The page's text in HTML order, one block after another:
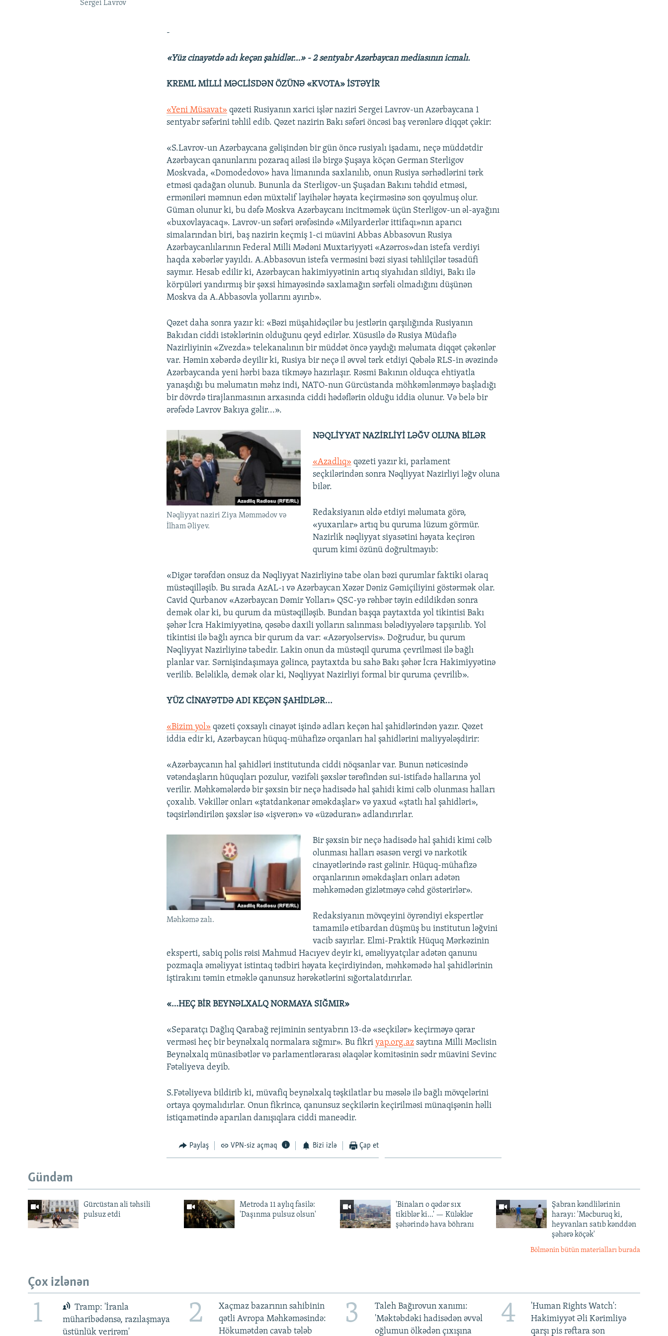
Sergei Lavrov
-
«Yüz cinayətdə adı keçən şahidlər…» - 2 sentyabr Azərbaycan mediasının icmalı.
KREML MİLLİ MƏCLİSDƏN ÖZÜNƏ «KVOTA» İSTƏYİR
«Yeni Müsavat» qəzeti Rusiyanın xarici işlər naziri Sergei Lavrov-un Azərbaycana 1
sentyabr səfərini təhlil edib. Qəzet nazirin Bakı səfəri öncəsi baş verənlərə diqqət çəkir:
«S.Lavrov-un Azərbaycana gəlişindən bir gün öncə rusiyalı işadamı, neçə müddətdir
Azərbaycan qanunlarını pozaraq ailəsi ilə birgə Şuşaya köçən German Sterligov
Moskvada, «Domodedovo» hava limanında saxlanılıb, onun Rusiya sərhədlərini tərk
etməsi qadağan olunub. Bununla da Sterligov-un Şuşadan Bakını təhdid etməsi,
erməniləri məmnun edən müxtəlif layihələr həyata keçirməsinə son qoyulmuş olur.
Güman olunur ki, bu dəfə Moskva Azərbaycanı incitməmək üçün Sterligov-un əl-ayağını
«buxovlayacaq». Lavrov-un səfəri ərəfəsində «Milyarderlər ittifaqı»nın aparıcı
simalarından biri, baş nazirin keçmiş 1-ci müavini Abbas Abbasovun Rusiya
Azərbaycanlılarının Federal Milli Mədəni Muxtariyyəti «Azərros»dan istefa verdiyi
haqda xəbərlər yayıldı. A.Abbasovun istefa verməsini bəzi siyasi təhlilçilər təsadüfi
saymır. Hesab edilir ki, Azərbaycan hakimiyyətinin artıq siyahıdan sildiyi, Bakı ilə
körpüləri yandırmış bir şəxsi himayəsində saxlamağın sərfəli olmadığını düşünən
Moskva da A.Abbasovla yollarını ayırıb».
Qəzet daha sonra yazır ki: «Bəzi müşahidəçilər bu jestlərin qarşılığında Rusiyanın
Bakıdan ciddi istəklərinin olduğunu qeyd edirlər. Xüsusilə də Rusiya Müdafiə
Nazirliyinin «Zvezda» telekanalının bir müddət öncə yaydığı məlumata diqqət çəkənlər
var. Həmin xəbərdə deyilir ki, Rusiya bir neçə il əvvəl tərk etdiyi Qəbələ RLS-in əvəzində
Azərbaycanda yeni hərbi baza tikməyə hazırlaşır. Rəsmi Bakının olduqca ehtiyatla
yanaşdığı bu məlumatın məhz indi, NATO-nun Gürcüstanda möhkəmlənməyə başladığı
bir dövrdə tirajlanmasının arxasında ciddi hədəflərin olduğu iddia olunur. Və belə bir
ərəfədə Lavrov Bakıya gəlir...».
Nəqliyyat naziri Ziya Məmmədov və
İlham Əliyev.
NƏQLİYYAT NAZİRLİYİ LƏĞV OLUNA BİLƏR
«Azadlıq» qəzeti yazır ki, parlament
seçkilərindən sonra Nəqliyyat Nazirliyi ləğv oluna
bilər.
Redaksiyanın əldə etdiyi məlumata görə,
«yuxarılar» artıq bu quruma lüzum görmür.
Nazirlik nəqliyyat siyasətini həyata keçirən
qurum kimi özünü doğrultmayıb:
«Digər tərəfdən onsuz da Nəqliyyat Nazirliyinə tabe olan bəzi qurumlar faktiki olaraq
müstəqilləşib. Bu sırada AzAL-ı və Azərbaycan Xəzər Dəniz Gəmiçiliyini göstərmək olar.
Cavid Qurbanov «Azərbaycan Dəmir Yolları» QSC-yə rəhbər təyin edildikdən sonra
demək olar ki, bu qurum da müstəqilləşib. Bundan başqa paytaxtda yol tikintisi Bakı
şəhər İcra Hakimiyyətinə, qəsəbə daxili yolların salınması bələdiyyələrə tapşırılıb. Yol
tikintisi ilə bağlı ayrıca bir qurum da var: «Azəryolservis». Doğrudur, bu qurum
Nəqliyyat Nazirliyinə tabedir. Lakin onun da müstəqil quruma çevrilməsi ilə bağlı
planlar var. Sərnişindaşımaya gəlincə, paytaxtda bu sahə Bakı şəhər İcra Hakimiyyətinə
verilib. Beləliklə, demək olar ki, Nəqliyyat Nazirliyi formal bir quruma çevrilib».
YÜZ CİNAYƏTDƏ ADI KEÇƏN ŞAHİDLƏR...
«Bizim yol» qəzeti çoxsaylı cinayət işində adları keçən hal şahidlərindən yazır. Qəzet
iddia edir ki, Azərbaycan hüquq-mühafizə orqanları hal şahidlərini maliyyələşdirir:
«Azərbaycanın hal şahidləri institutunda ciddi nöqsanlar var. Bunun nəticəsində
vətəndaşların hüquqları pozulur, vəzifəli şəxslər tərəfindən sui-istifadə hallarına yol
verilir. Məhkəmələrdə bir şəxsin bir neçə hadisədə hal şahidi kimi cəlb olunması halları
çoxalıb. Vəkillər onları «ştatdankənar əməkdaşlar» və yaxud «ştatlı hal şahidləri»,
təqsirləndirilən şəxslər isə «işverən» və «üzəduran» adlandırırlar.
Məhkəmə zalı.
Bir şəxsin bir neçə hadisədə hal şahidi kimi cəlb
olunması halları əsasən vergi və narkotik
cinayətlərində rast gəlinir. Hüquq-mühafizə
orqanlarının əməkdaşları onları adətən
məhkəmədən gizlətməyə cəhd göstərirlər».
Redaksiyanın mövqeyini öyrəndiyi ekspertlər
tamamilə etibardan düşmüş bu institutun ləğvini
vacib sayırlar. Elmi-Praktik Hüquq Mərkəzinin
eksperti, sabiq polis rəisi Mahmud Hacıyev deyir ki, əməliyyatçılar adətən qanunu
pozmaqla əməliyyat istintaq tədbiri həyata keçirdiyindən, məhkəmədə hal şahidlərinin
iştirakını təmin etməklə qanunsuz hərəkətlərini sığortalatdırırlar.
«…HEÇ BİR BEYNƏLXALQ NORMAYA SIĞMIR»
«Separatçı Dağlıq Qarabağ rejiminin sentyabrın 13-də «seçkilər» keçirməyə qərar
verməsi heç bir beynəlxalq normalara sığmır». Bu fikriyap.org.az saytına Milli Məclisin
Beynəlxalq münasibətlər və parlamentlərarası əlaqələr komitəsinin sədr müavini Sevinc
Fətəliyeva deyib.
S.Fətəliyeva bildirib ki, müvafiq beynəlxalq təşkilatlar bu məsələ ilə bağlı mövqelərini
ortaya qoymalıdırlar. Onun fikrincə, qanunsuz seçkilərin keçirilməsi münaqişənin həlli
istiqamətində aparılan danışıqlara ciddi maneədir.
Paylaş VPN-siz açmaq Bizi izlə Çap et
Gündəm
Gürcüstan ali təhsili
pulsuz etdi
Metroda 11 aylıq fasilə:
'Daşınma pulsuz olsun'
'Binaları o qədər sıx
tikiblər ki...' — Küləklər
şəhərində hava böhranı
Şabran kəndlilərinin
harayı: 'Məcburuq ki,
heyvanları satıb kənddən
şəhərə köçək'
Bölmənin bütün materialları burada
Çox izlənən
1
Tramp: 'İranla
müharibədənsə, razılaşmaya
üstünlük verirəm'
2
Xaçmaz bazarının sahibinin
qətli Avropa Məhkəməsində:
Hökumətdən cavab tələb
3
Taleh Bağırovun xanımı:
'Məktəbdəki hadisədən əvvəl
oğlumun ölkədən çıxışına
4
'Human Rights Watch':
Hakimiyyət Əli Kərimliyə
qarşı pis rəftara son